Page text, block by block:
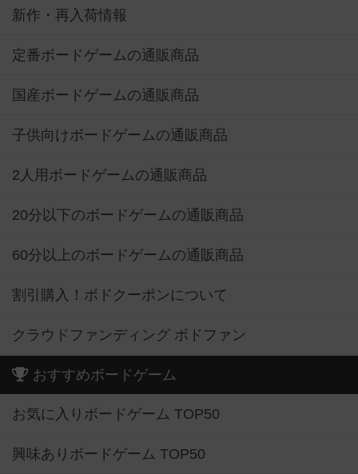
新作・再入荷情報
定番ボードゲームの通販商品
国産ボードゲームの通販商品
子供向けボードゲームの通販商品
2人用ボードゲームの通販商品
20分以下のボードゲームの通販商品
60分以上のボードゲームの通販商品
割引購入！ボドクーポンについて
クラウドファンディング ボドファン
おすすめボードゲーム
お気に入りボードゲーム TOP50
興味ありボードゲーム TOP50